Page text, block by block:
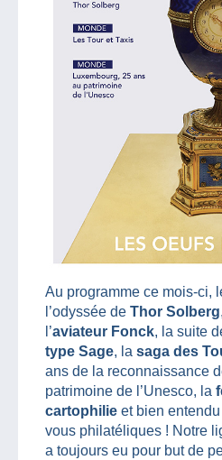
Au programme ce mois-ci,
l’odyssée de Thor Solberg
l’aviateur Fonck, la suite
type Sage, la saga des
ans de la reconnaissance
patrimoine de l’Unesco, la
cartophilie et bien
vous philatéliques ! Notre
a toujours eu pour but de